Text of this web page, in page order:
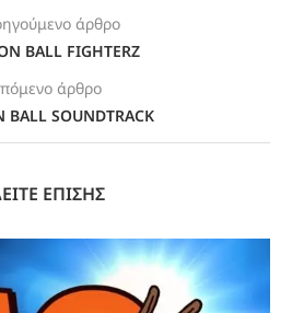
άρθρο
BALL FIGHTERZ
άρθρο
BALL SOUNDTRACK
ΕΠΙΣΗΣ